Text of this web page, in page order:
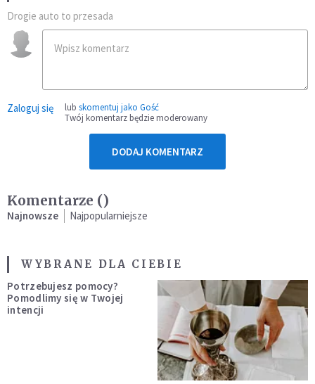
Drogie auto to przesada
Zaloguj się lub skomentuj jako Gość
Twój komentarz będzie moderowany
DODAJ KOMENTARZ
Komentarze ()
Najnowsze Najpopularniejsze
WYBRANE DLA CIEBIE
Potrzebujesz pomocy?
Pomodlimy się w Twojej
intencji